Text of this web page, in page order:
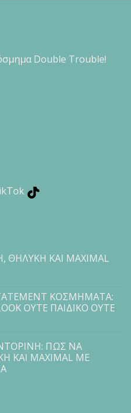
Double Trouble!
ΘΗΛΥΚΗ ΚΑΙ MAXIMAL
ΚΟΣΜΗΜΑΤΑ:
ΟΥΤΕ ΠΑΙΔΙΚΟ ΟΥΤΕ
ΠΩΣ ΝΑ
ΚΑΙ MAXIMAL ΜΕ